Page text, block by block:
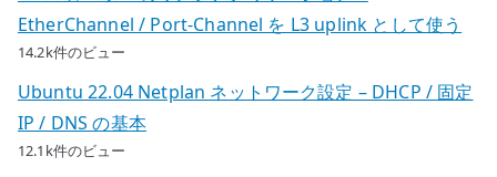
EtherChannel / Port-Channel を L3 uplink として使う
14.2k件のビュー
Ubuntu 22.04 Netplan ネットワーク設定 – DHCP / 固定
IP / DNS の基本
12.1k件のビュー